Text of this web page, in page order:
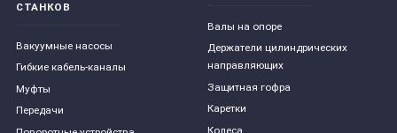
СТАНКОВ
Вакуумные насосы
Гибкие кабель-каналы
Муфты
Передачи
Валы на опоре
Держатели цилиндрических
направляющих
Защитная гофра
Каретки
Колеса